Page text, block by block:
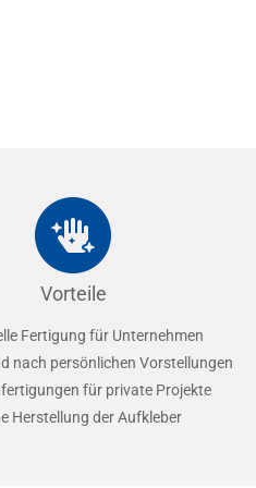
Vorteile
Fertigung für Unternehmen
nach persönlichen Vorstellungen
für private Projekte
Herstellung der Aufkleber